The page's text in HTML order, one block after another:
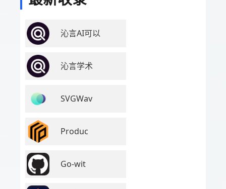
沁言AI可以
沁言学术
SVGWav
Produc
Go-wit